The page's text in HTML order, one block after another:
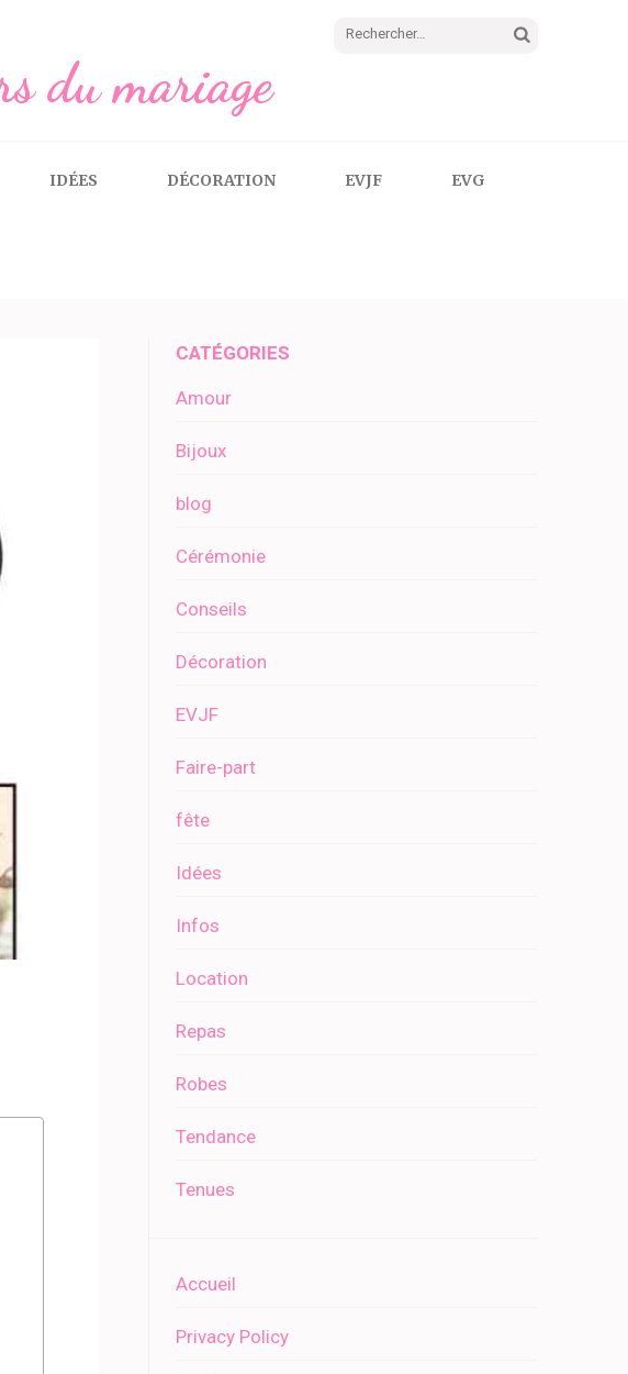
Rechercher :
du mariage
IDÉES DÉCORATION EVJF EVG
CATÉGORIES
Amour
Bijoux
blog
Cérémonie
Conseils
Décoration
EVJF
Faire-part
fête
Idées
Infos
Location
Repas
Robes
Tendance
Tenues
Accueil
Privacy Policy